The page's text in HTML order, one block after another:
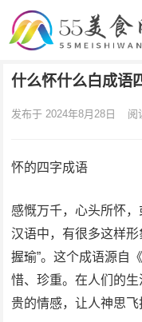
什么怀什么白成语
发布于 2024年8月28日 阅
怀的四字成语
感慨万千，心头所怀
汉语中，有很多这样
握瑜”。这个成语源自
惜、珍重。在人们的
贵的情感，让人神思飞